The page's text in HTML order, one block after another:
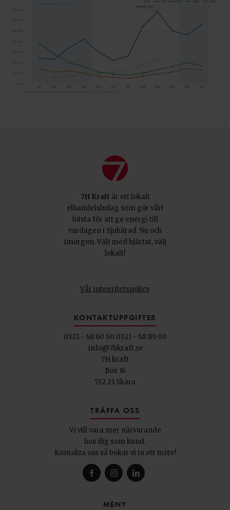
7H Kraft är ett lokalt
elhandelsbolag som gör vårt
bästa för att ge energi till
vardagen i Sjuhärad. Nu och
imorgon. Välj med hjärtat, välj
lokalt!
Vår integritetspolicy
KONTAKTUPPGIFTER
0321 - 68 60 60 0321 - 68 89 00
info@7hkraft.se
7H kraft
Box 16
532 21 Skara
TRÄFFA OSS
Vi vill vara mer närvarande
hos dig som kund.
Kontakta oss så bokar vi in ett möte!
MENY